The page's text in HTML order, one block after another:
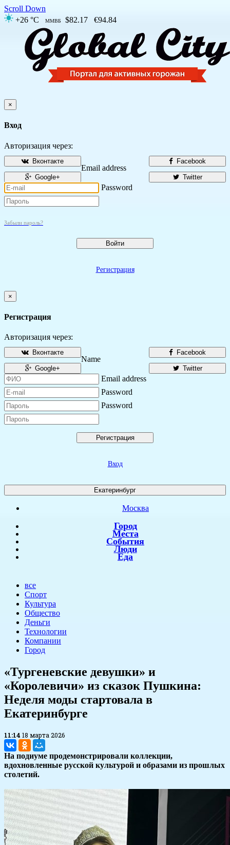
Scroll Down
+26 °C
ММВБ $82.17 €94.84
×
Вход
Авторизация через:
Facebook
Вконтакте
Twitter
Google+
Email address
Password
Забыли пароль?
Войти
Регистрация
×
Регистрация
Авторизация через:
Facebook
Вконтакте
Twitter
Google+
Name
Email address
Password
Password
Регистрация
Вход
Екатеринбург
Москва
Город
Места
События
Люди
Еда
все
Спорт
Культура
Общество
Деньги
Технологии
Компании
Город
«Тургеневские девушки» и
«Королевичи» из сказок Пушкина:
Неделя моды стартовала в
Екатеринбурге
11:14 18 марта 2026
На подиуме продемонстрировали коллекции,
вдохновленные русской культурой и образами из прошлых
столетий.